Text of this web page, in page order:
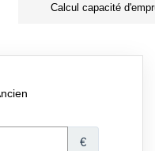
Calcul capacité